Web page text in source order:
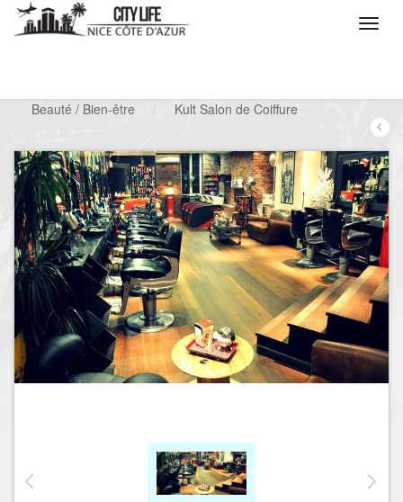
Beauté / Bien-être
/ Kult Salon de Coiffure